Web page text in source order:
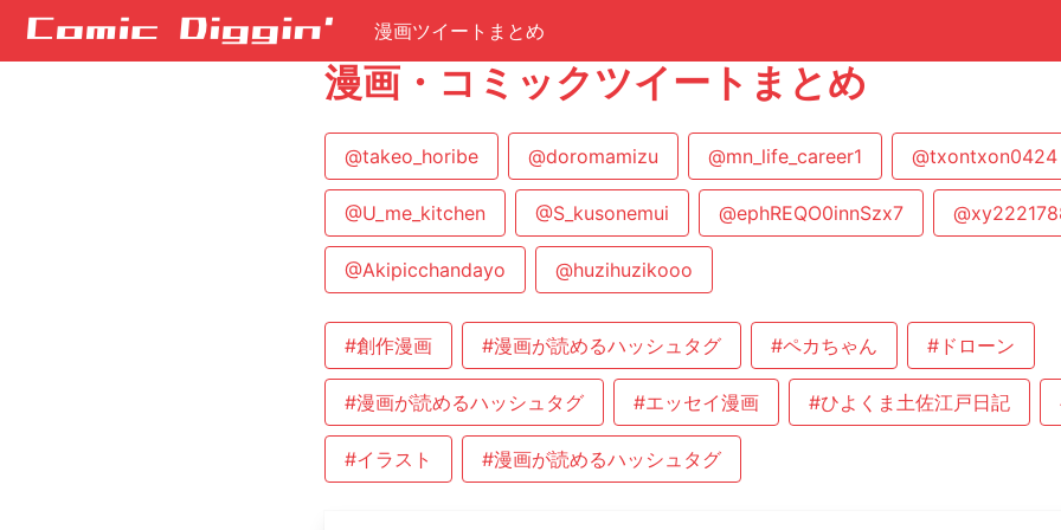
漫画ツイートまとめ
漫画・コミックツイートまとめ
@takeo_horibe @doromamizu @mn_life_career1 @txontxon0424
@U_me_kitchen @S_kusonemui @ephREQO0innSzx7
@Akipicchandayo @huzihuzikooo
#創作漫画 #漫画が読めるハッシュタグ #ペカちゃん #ドローン
#漫画が読めるハッシュタグ #エッセイ漫画 #ひよくま土佐江戸日記
#イラスト #漫画が読めるハッシュタグ